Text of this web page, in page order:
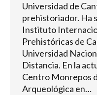
Universidad de
prehistoriador. Ha
Instituto
Prehistóricas de
Universidad
Distancia. En la
Centro Monrepos
Arqueológica en…